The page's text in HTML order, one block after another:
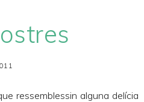
ressemblessin alguna delícia